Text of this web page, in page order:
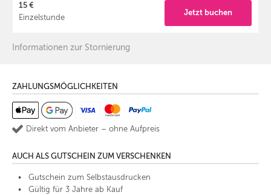
15 €
Einzelstunde
Jetzt buchen
Informationen zur Stornierung
ZAHLUNGSMÖGLICHKEITEN
Direkt vom Anbieter – ohne Aufpreis
AUCH ALS GUTSCHEIN ZUM VERSCHENKEN
Gutschein zum Selbstausdrucken
Gültig für 3 Jahre ab Kauf